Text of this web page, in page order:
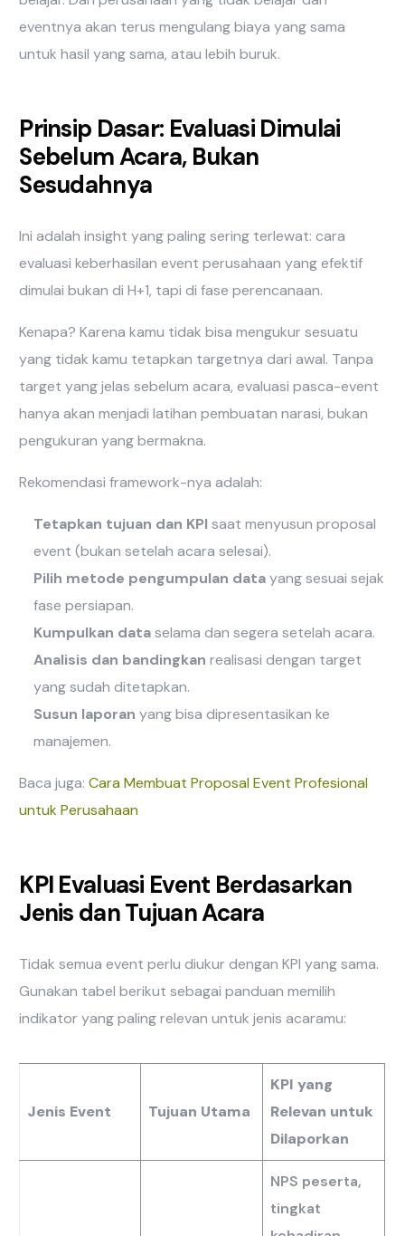
eventnya akan terus mengulang biaya yang sama
untuk hasil yang sama, atau lebih buruk.
Prinsip Dasar: Evaluasi Dimulai
Sebelum Acara, Bukan
Sesudahnya
Ini adalah insight yang paling sering terlewat: cara
evaluasi keberhasilan event perusahaan yang efektif
dimulai bukan di H+1, tapi di fase perencanaan.
Kenapa? Karena kamu tidak bisa mengukur sesuatu
yang tidak kamu tetapkan targetnya dari awal. Tanpa
target yang jelas sebelum acara, evaluasi pasca-event
hanya akan menjadi latihan pembuatan narasi, bukan
pengukuran yang bermakna.
Rekomendasi framework-nya adalah:
Tetapkan tujuan dan KPIsaat menyusun proposal
event (bukan setelah acara selesai).
Pilih metode pengumpulan datayang sesuai sejak
fase persiapan.
Kumpulkan dataselama dan segera setelah acara.
Analisis dan bandingkanrealisasi dengan target
yang sudah ditetapkan.
Susun laporanyang bisa dipresentasikan ke
manajemen.
Baca juga:Cara Membuat Proposal Event Profesional
untuk Perusahaan
KPI Evaluasi Event Berdasarkan
Jenis dan Tujuan Acara
Tidak semua event perlu diukur dengan KPI yang sama.
Gunakan tabel berikut sebagai panduan memilih
indikator yang paling relevan untuk jenis acaramu:
Jenis Event Tujuan Utama
KPI yang
Relevan untuk
Dilaporkan
NPS peserta,
tingkat